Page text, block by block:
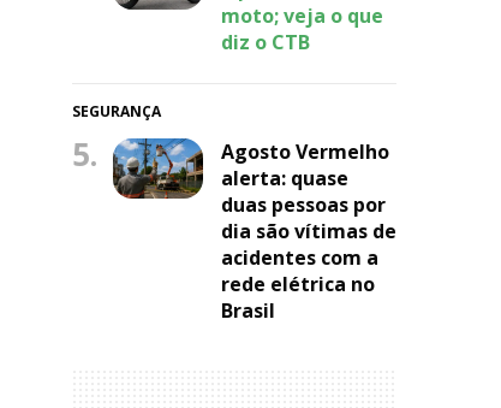
moto; veja o que
diz o CTB
SEGURANÇA
5.
Agosto Vermelho
alerta: quase
duas pessoas por
dia são vítimas de
acidentes com a
rede elétrica no
Brasil